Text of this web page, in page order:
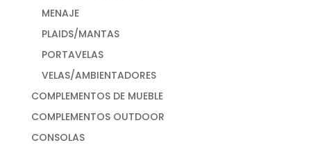
MENAJE
PLAIDS/MANTAS
PORTAVELAS
VELAS/AMBIENTADORES
COMPLEMENTOS DE MUEBLE
COMPLEMENTOS OUTDOOR
CONSOLAS